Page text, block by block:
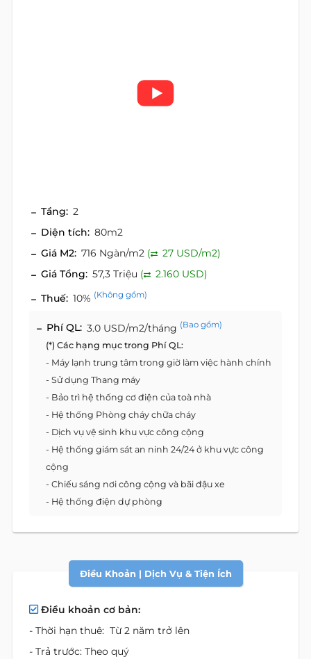
Tầng: 2
Diện tích: 80m2
Giá M2: 716 Ngàn/m2 (
27 USD/m2)
Giá Tổng: 57,3 Triệu (
2.160 USD)
Thuế: 10% (Không gồm)
Phí QL: 3.0 USD/m2/tháng (Bao gồm)
(*) Các hạng mục trong Phí QL:
- Máy lạnh trung tâm trong giờ làm việc hành chính
- Sử dụng Thang máy
- Bảo trì hệ thống cơ điện của toà nhà
- Hệ thống Phòng cháy chữa cháy
- Dịch vụ vệ sinh khu vực công cộng
- Hệ thống giám sát an ninh 24/24 ở khu vực công
cộng
- Chiếu sáng nơi công cộng và bãi đậu xe
- Hệ thống điện dự phòng
Điều Khoản | Dịch Vụ & Tiện Ích
Điều khoản cơ bản:
- Thời hạn thuê: Từ 2 năm trở lên
- Trả trước: Theo quý